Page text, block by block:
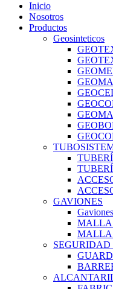
360º
Inicio
Nosotros
Productos
Geosinteticos
GAVIONES
Gaviones
MALLA